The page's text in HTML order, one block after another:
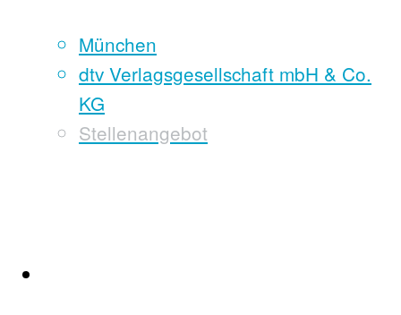
München
dtv Verlagsgesellschaft mbH & Co.
KG
Stellenangebot